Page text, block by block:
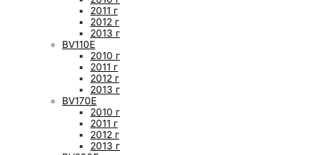
2011 г
2012 г
2013 г
BV110E
2010 г
2011 г
2012 г
2013 г
BV170E
2010 г
2011 г
2012 г
2013 г